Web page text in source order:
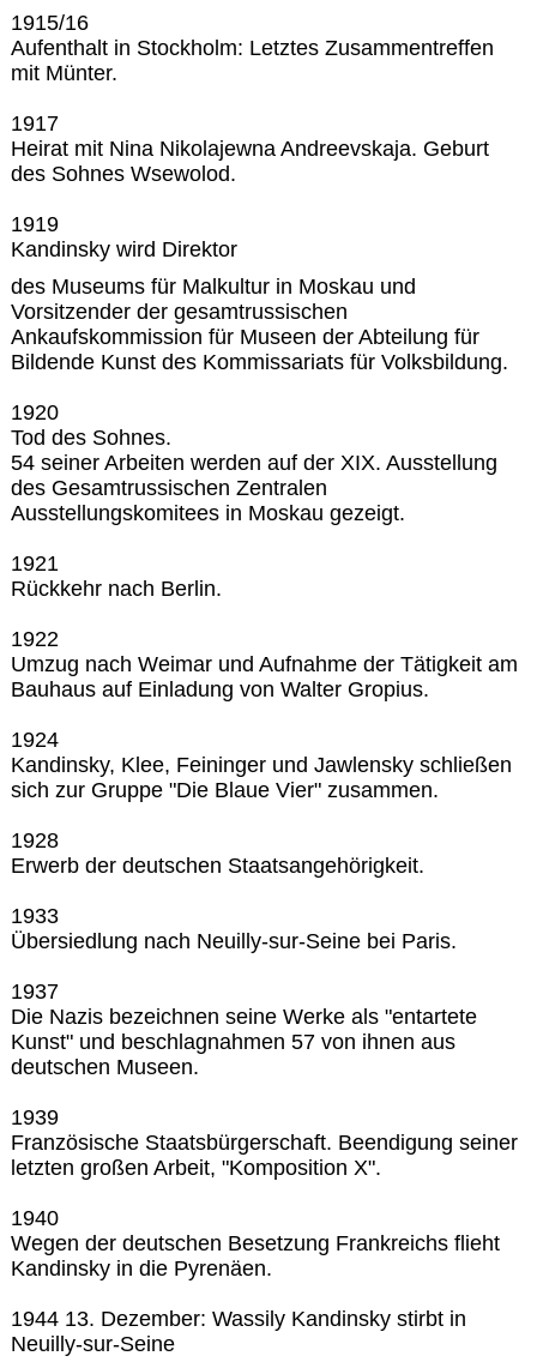
1915/16
Aufenthalt in Stockholm: Letztes Zusammentreffen
mit Münter.
1917
Heirat mit Nina Nikolajewna Andreevskaja. Geburt
des Sohnes Wsewolod.
1919
Kandinsky wird Direktor
des Museums für Malkultur in Moskau und
Vorsitzender der gesamtrussischen
Ankaufskommission für Museen der Abteilung für
Bildende Kunst des Kommissariats für Volksbildung.
1920
Tod des Sohnes.
54 seiner Arbeiten werden auf der XIX. Ausstellung
des Gesamtrussischen Zentralen
Ausstellungskomitees in Moskau gezeigt.
1921
Rückkehr nach Berlin.
1922
Umzug nach Weimar und Aufnahme der Tätigkeit am
Bauhaus auf Einladung von Walter Gropius.
1924
Kandinsky, Klee, Feininger und Jawlensky schließen
sich zur Gruppe "Die Blaue Vier" zusammen.
1928
Erwerb der deutschen Staatsangehörigkeit.
1933
Übersiedlung nach Neuilly-sur-Seine bei Paris.
1937
Die Nazis bezeichnen seine Werke als "entartete
Kunst" und beschlagnahmen 57 von ihnen aus
deutschen Museen.
1939
Französische Staatsbürgerschaft. Beendigung seiner
letzten großen Arbeit, "Komposition X".
1940
Wegen der deutschen Besetzung Frankreichs flieht
Kandinsky in die Pyrenäen.
1944 13. Dezember: Wassily Kandinsky stirbt in
Neuilly-sur-Seine